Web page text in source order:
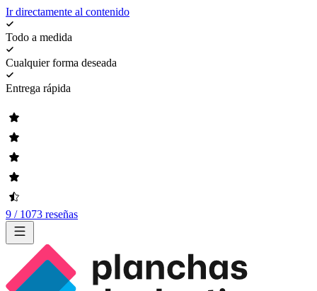
Ir directamente al contenido
Todo a medida
Cualquier forma deseada
Entrega rápida
9 / 1073 reseñas